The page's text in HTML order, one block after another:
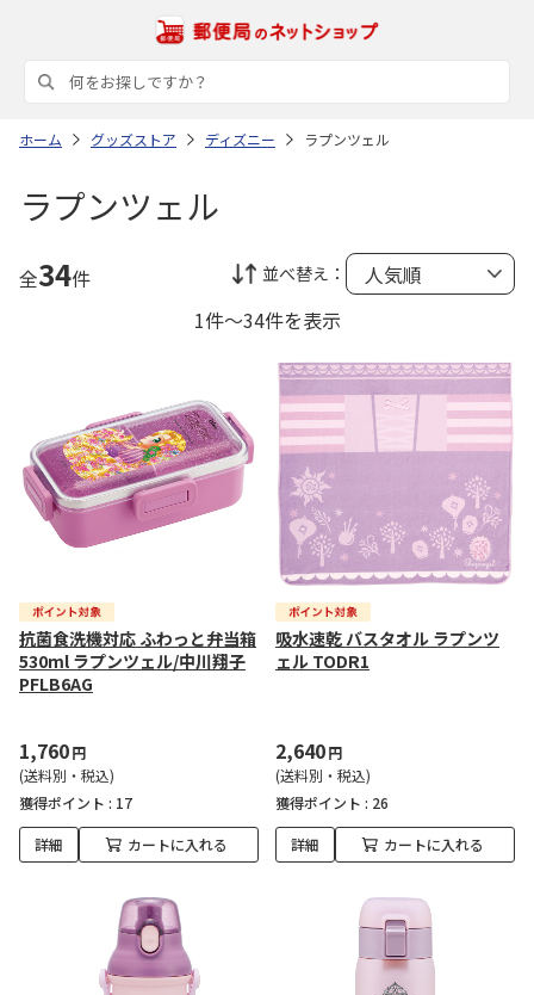
ホーム グッズストア ディズニー ラプンツェル
ラプンツェル
全34件 並べ替え：
1件～34件を表示
抗菌食洗機対応 ふわっと弁当箱
530ml ラプンツェル/中川翔子
PFLB6AG
1,760円
(送料別・税込)
獲得ポイント : 17
詳細 カートに入れる
吸水速乾 バスタオル ラプンツ
ェル TODR1
2,640円
(送料別・税込)
獲得ポイント : 26
詳細 カートに入れる